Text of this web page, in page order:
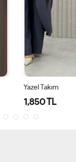
Yazel Takım
1,850 TL